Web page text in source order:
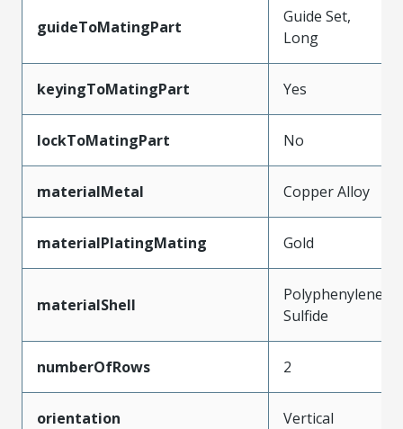
guideToMatingPart
Guide Set,
Long
keyingToMatingPart Yes
lockToMatingPart No
materialMetal Copper Alloy
materialPlatingMating Gold
materialShell
Polyphenylene
Sulfide
numberOfRows 2
orientation Vertical